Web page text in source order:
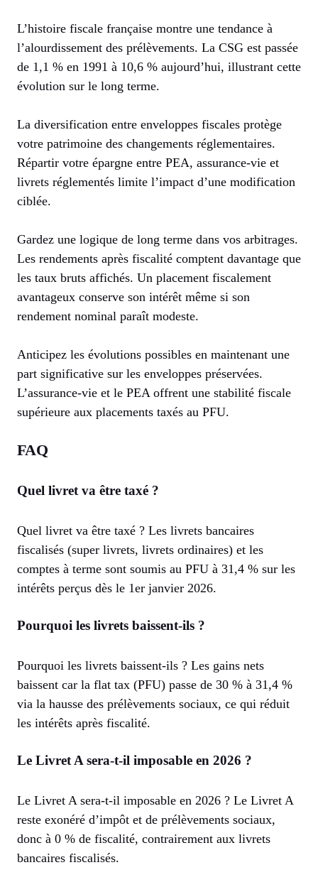
L’histoire fiscale française montre une tendance à
l’alourdissement des prélèvements. La CSG est passée
de 1,1 % en 1991 à 10,6 % aujourd’hui, illustrant cette
évolution sur le long terme.
La diversification entre enveloppes fiscales protège
votre patrimoine des changements réglementaires.
Répartir votre épargne entre PEA, assurance-vie et
livrets réglementés limite l’impact d’une modification
ciblée.
Gardez une logique de long terme dans vos arbitrages.
Les rendements après fiscalité comptent davantage que
les taux bruts affichés. Un placement fiscalement
avantageux conserve son intérêt même si son
rendement nominal paraît modeste.
Anticipez les évolutions possibles en maintenant une
part significative sur les enveloppes préservées.
L’assurance-vie et le PEA offrent une stabilité fiscale
supérieure aux placements taxés au PFU.
FAQ
Quel livret va être taxé ?
Quel livret va être taxé ? Les livrets bancaires
fiscalisés (super livrets, livrets ordinaires) et les
comptes à terme sont soumis au PFU à 31,4 % sur les
intérêts perçus dès le 1er janvier 2026.
Pourquoi les livrets baissent-ils ?
Pourquoi les livrets baissent-ils ? Les gains nets
baissent car la flat tax (PFU) passe de 30 % à 31,4 %
via la hausse des prélèvements sociaux, ce qui réduit
les intérêts après fiscalité.
Le Livret A sera-t-il imposable en 2026 ?
Le Livret A sera-t-il imposable en 2026 ? Le Livret A
reste exonéré d’impôt et de prélèvements sociaux,
donc à 0 % de fiscalité, contrairement aux livrets
bancaires fiscalisés.